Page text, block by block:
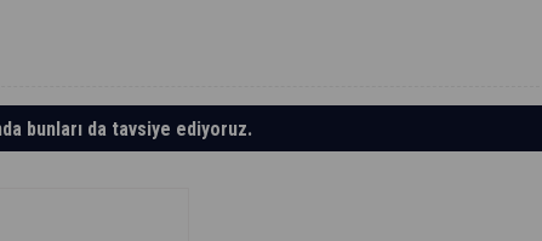
bunları da tavsiye ediyoruz.